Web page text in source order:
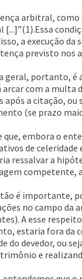
arbitral, como
[...]”(1).Essa
a execução
previsto nos
geral, portanto, é
arcar com a multa
após a citação,
(se prazo
que, embora o
de celeridade
ressalvar a
competente,
é importante,
no campo da
A esse
estaria fora da
do devedor, ou
e